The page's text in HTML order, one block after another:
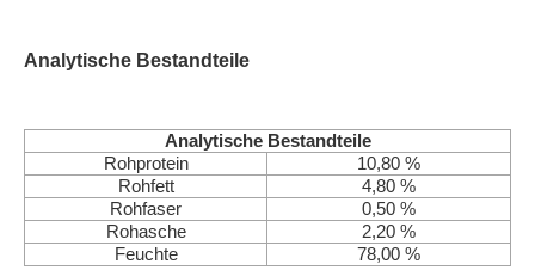
Analytische Bestandteile
Analytische Bestandteile
Rohprotein
10,80 %
Rohfett
4,80 %
Rohfaser
0,50 %
Rohasche
2,20 %
Feuchte
78,00 %